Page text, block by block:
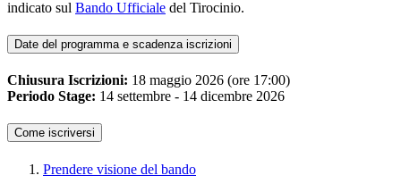
indicato sul Bando Ufficiale del Tirocinio.
Date del programma e scadenza iscrizioni
Chiusura Iscrizioni: 18 maggio 2026 (ore 17:00)
Periodo Stage: 14 settembre - 14 dicembre 2026
Come iscriversi
Prendere visione del bando